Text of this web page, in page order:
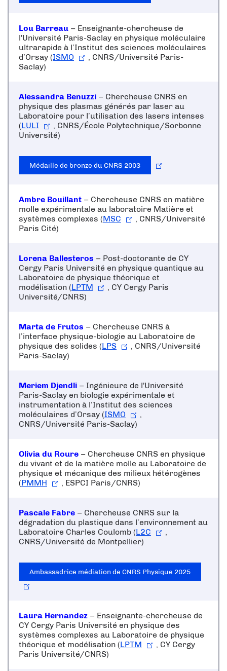
Lou Barreau – Enseignante-chercheuse de
l'Université Paris-Saclay en physique moléculaire
ultrarapide à l’Institut des sciences moléculaires
d’Orsay (ISMO
, CNRS/Université Paris-
Saclay)
Alessandra Benuzzi – Chercheuse CNRS en
physique des plasmas générés par laser au
Laboratoire pour l’utilisation des lasers intenses
(LULI
, CNRS/École Polytechnique/Sorbonne
Université)
Médaille de bronze du CNRS 2003
Ambre Bouillant – Chercheuse CNRS en matière
molle expérimentale au laboratoire Matière et
systèmes complexes (MSC
, CNRS/Université
Paris Cité)
Lorena Ballesteros – Post-doctorante de CY
Cergy Paris Université en physique quantique au
Laboratoire de physique théorique et
modélisation (LPTM
, CY Cergy Paris
Université/CNRS)
Marta de Frutos – Chercheuse CNRS à
l’interface physique-biologie au Laboratoire de
physique des solides (LPS
, CNRS/Université
Paris-Saclay)
Meriem Djendli – Ingénieure de l'Université
Paris-Saclay en biologie expérimentale et
instrumentation à l’Institut des sciences
moléculaires d’Orsay (ISMO
,
CNRS/Université Paris-Saclay)
Olivia du Roure – Chercheuse CNRS en physique
du vivant et de la matière molle au Laboratoire de
physique et mécanique des milieux hétérogènes
(PMMH , ESPCI Paris/CNRS)
Pascale Fabre – Chercheuse CNRS sur la
dégradation du plastique dans l’environnement au
Laboratoire Charles Coulomb (L2C
,
CNRS/Université de Montpellier)
Ambassadrice médiation de CNRS Physique 2025
Laura Hernandez – Enseignante-chercheuse de
CY Cergy Paris Université en physique des
systèmes complexes au Laboratoire de physique
théorique et modélisation (LPTM
, CY Cergy
Paris Université/CNRS)